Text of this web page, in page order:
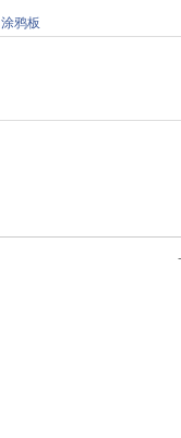
涂鸦板